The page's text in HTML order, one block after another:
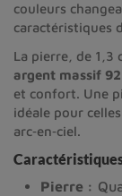
couleurs
caractéristiques
La pierre, de 1,3
argent massif
et confort. Une
idéale pour
arc‑en‑ciel.
Pierre :